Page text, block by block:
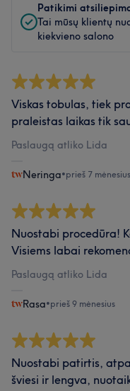
Patikimi
Tai mūsų klientų
kiekvieno salono
Viskas tobulas, tiek
praleistas laikas tik
Paslaugą atliko Lida
Neringa•prieš 7 mėnesius
Nuostabi procedūra!
Visiems labai
Paslaugą atliko Lida
Rasa•prieš 9 mėnesius
Nuostabi patirtis,
šviesi ir lengva,